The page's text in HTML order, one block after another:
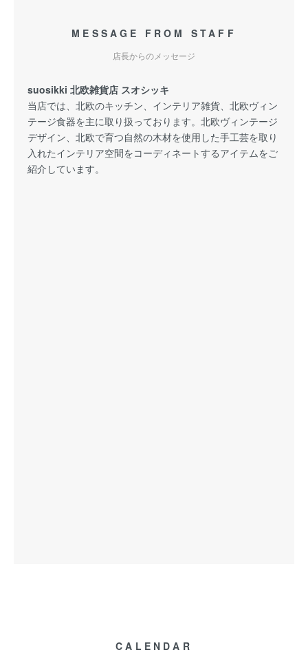
MESSAGE FROM STAFF
店長からのメッセージ
suosikki 北欧雑貨店 スオシッキ
当店では、北欧のキッチン、インテリア雑貨、北欧ヴィン
テージ食器を主に取り扱っております。北欧ヴィンテージ
デザイン、北欧で育つ自然の木材を使用した手工芸を取り
入れたインテリア空間をコーディネートするアイテムをご
紹介しています。
CALENDAR